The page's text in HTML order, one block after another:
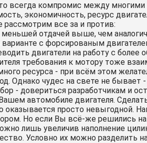
всегда компромис между
экономичность, ресурс
рассмотрим все за и против:
меньшей отдачей выше, чем
варианте с форсированым
двигатели на работу с
требования к мотору тоже
ресурса - при всём этом
Однако чудес на свете не
- довериться разработчикам и
автомобиле двигателя.
оказывается просто невыгодной.
Но если Вы всё-же решились на
лишь увеличив наполнение
Условно их можно разделить